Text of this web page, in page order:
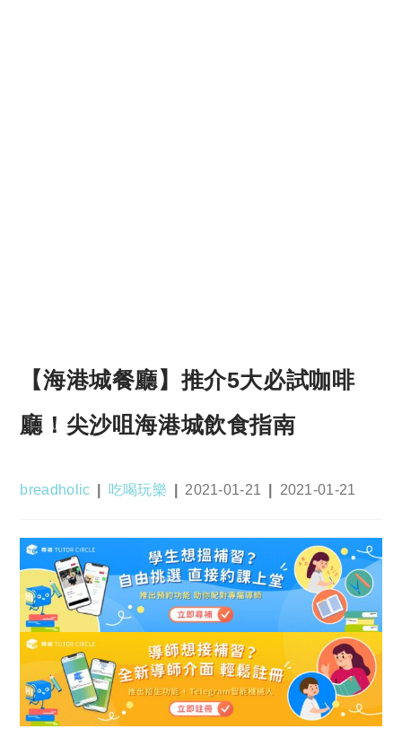
【海港城餐廳】推介5大必試咖啡
廳！尖沙咀海港城飲食指南
Post
breadholic
Post
吃喝玩樂
Post
2021-01-21
Post
2021-01-21